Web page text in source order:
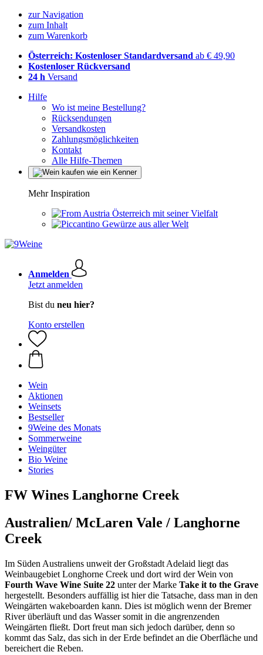
zur Navigation
zum Inhalt
zum Warenkorb
Österreich: Kostenloser Standardversand ab € 49,90
Kostenloser Rückversand
24 h Versand
Hilfe
Wo ist meine Bestellung?
Rücksendungen
Versandkosten
Zahlungsmöglichkeiten
Kontakt
Alle Hilfe-Themen
Mehr Inspiration
Österreich mit seiner Vielfalt
Gewürze aus aller Welt
Anmelden
Jetzt anmelden
Bist du neu hier?
Konto erstellen
Wein
Aktionen
Weinsets
Bestseller
9Weine des Monats
Sommerweine
Weingüter
Bio Weine
Stories
FW Wines Langhorne Creek
Australien/ McLaren Vale / Langhorne
Creek
Im Süden Australiens unweit der Großstadt Adelaid liegt das
Weinbaugebiet Longhorne Creek und dort wird der Wein von
Fourth Wave Wine Suite 22 unter der Marke Take it to the Grave
hergestellt. Besonders auffällig ist hier die Tatsache, dass man in den
Weingärten wakeboarden kann. Dies ist möglich wenn der Bremer
River überläuft und das Wasser somit in die angrenzenden
Weingärten fließt. Dort freut man sich jedoch darüber, denn so
kommt das Salz, das sich in der Erde befindet an die Oberfläche und
bereichert die Reben.